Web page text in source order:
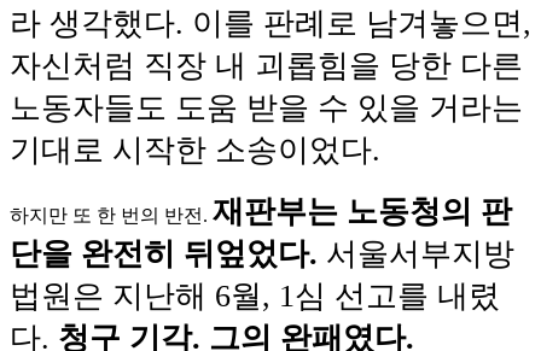
라 생각했다. 이를 판례로 남겨놓으면,
자신처럼 직장 내 괴롭힘을 당한 다른
노동자들도 도움 받을 수 있을 거라는
기대로 시작한 소송이었다.
하지만 또 한 번의 반전. 재판부는 노동청의 판
단을 완전히 뒤엎었다. 서울서부지방
법원은 지난해 6월, 1심 선고를 내렸
다. 청구 기각. 그의 완패였다.